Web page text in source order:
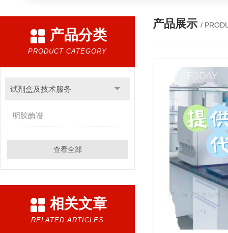
产品分类
PRODUCT CATEGORY
试剂盒及技术服务
明胶酶谱
查看全部
相关文章
RELATED ARTICLES
产品展示 /